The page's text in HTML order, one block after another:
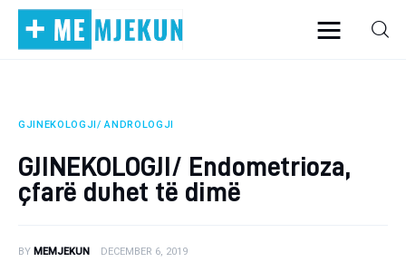
Home
Alergjite
GJINEKOLOGJI/ ANDROLOGJI
GJINEKOLOGJI/ Endometrioza,
çfarë duhet të dimë
BY MEMJEKUN DECEMBER 6, 2019